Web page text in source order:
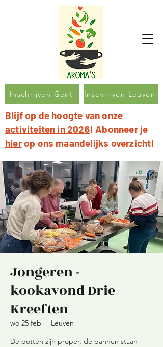
Inschrijven Gent Inschrijven Leuven
Blijf op de hoogte van onze
activiteiten in 2026! Abonneer je
hierop ons maandelijks overzicht!
Jongeren -
kookavond Drie
Kreeften
wo 25 feb
  |
Leuven
De potten zijn proper, de pannen staan